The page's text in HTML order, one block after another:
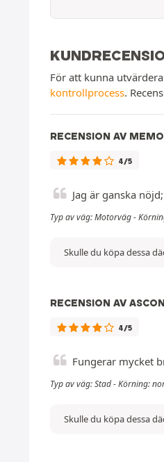
För att kunna
kontrollprocess.
RECENSION AV
4/5
Jag är ganska
Typ av väg: Motorväg -
Skulle du köpa dessa
RECENSION AV
4/5
Fungerar mycket
Typ av väg: Stad - Körning:
Skulle du köpa dessa